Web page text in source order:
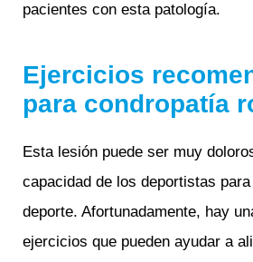
pacientes con esta patología.
Ejercicios
para condropatía
Esta lesión puede ser muy
capacidad de los deportistas
deporte. Afortunadamente, hay
ejercicios que pueden ayudar a